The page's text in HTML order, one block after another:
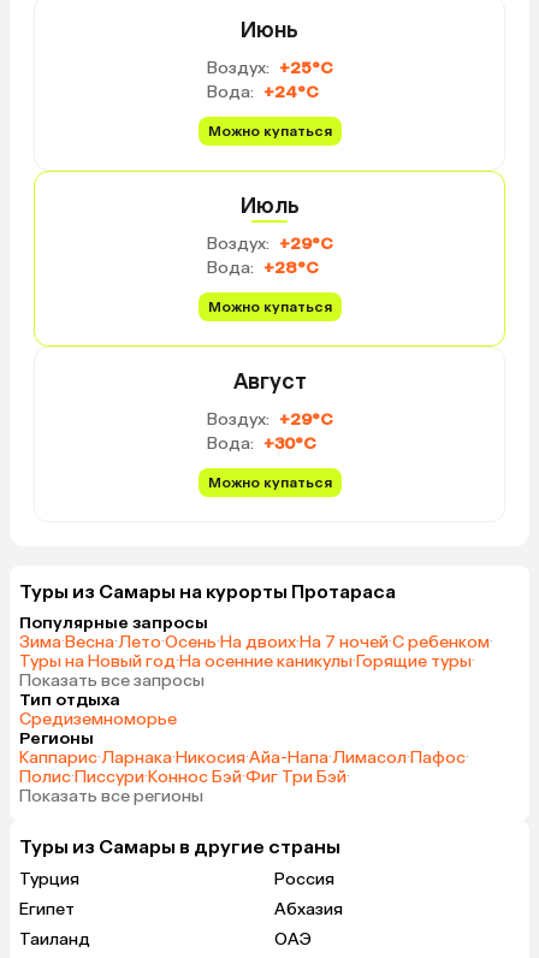
Июнь
Воздух: +25°C
Вода: +24°C
Можно купаться
Июль
Воздух: +29°C
Вода: +28°C
Можно купаться
Август
Воздух: +29°C
Вода: +30°C
Можно купаться
Туры из Самары на курорты Протараса
Популярные запросы
Зима·Весна·Лето·Осень·На двоих·На 7 ночей·С ребенком·
Туры на Новый год·На осенние каникулы·Горящие туры·
Показать все запросы
Тип отдыха
Средиземноморье
Регионы
Каппарис·Ларнака·Никосия·Айа-Напа·Лимасол·Пафос·
Полис·Писсури·Коннос Бэй·Фиг Три Бэй·
Показать все регионы
Туры из Самары в другие страны
Турция
Россия
Египет
Абхазия
Таиланд
ОАЭ